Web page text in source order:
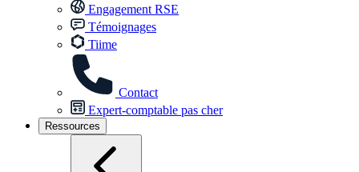
Engagement RSE
Témoignages
Tiime
Contact
Expert-comptable pas cher
Ressources